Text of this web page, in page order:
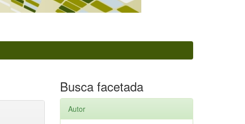
Busca facetada
Autor